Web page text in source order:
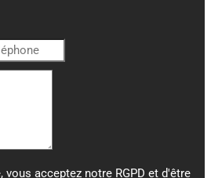
vous acceptez notre RGPD et d'être